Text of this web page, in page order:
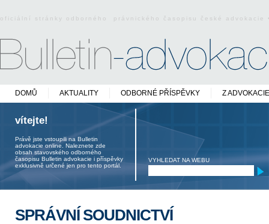
oficiální stránky odborného právnického časopisu české
DOMŮ AKTUALITY ODBORNÉ PŘÍSPĚVKY Z ADVOKACIE
vítejte!
Právě jste vstoupili na Bulletin
advokacie online. Naleznete zde
obsah stavovského odborného
časopisu Bulletin advokacie i příspěvky
exklusivně určené jen pro tento portál.
VYHLEDAT NA WEBU
SPRÁVNÍ SOUDNICTVÍ